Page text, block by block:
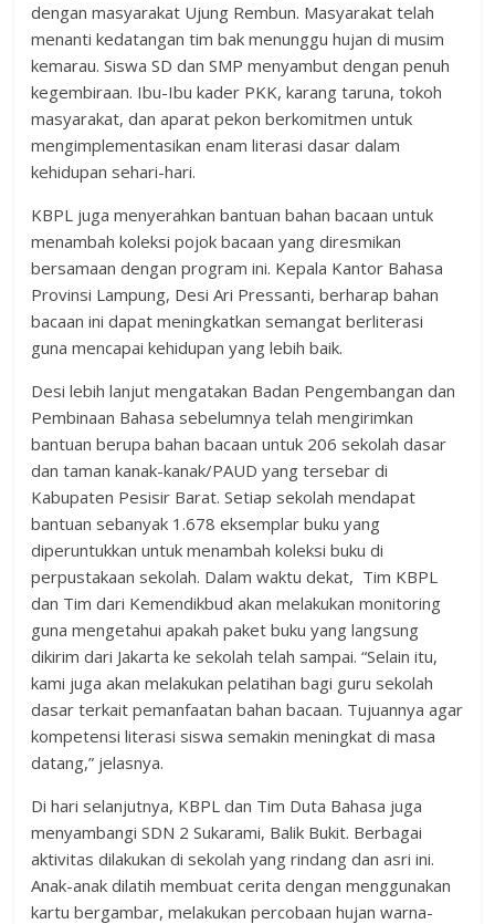
dengan masyarakat Ujung Rembun. Masyarakat telah
menanti kedatangan tim bak menunggu hujan di musim
kemarau. Siswa SD dan SMP menyambut dengan penuh
kegembiraan. Ibu-Ibu kader PKK, karang taruna, tokoh
masyarakat, dan aparat pekon berkomitmen untuk
mengimplementasikan enam literasi dasar dalam
kehidupan sehari-hari.
KBPL juga menyerahkan bantuan bahan bacaan untuk
menambah koleksi pojok bacaan yang diresmikan
bersamaan dengan program ini. Kepala Kantor Bahasa
Provinsi Lampung, Desi Ari Pressanti, berharap bahan
bacaan ini dapat meningkatkan semangat berliterasi
guna mencapai kehidupan yang lebih baik.
Desi lebih lanjut mengatakan Badan Pengembangan dan
Pembinaan Bahasa sebelumnya telah mengirimkan
bantuan berupa bahan bacaan untuk 206 sekolah dasar
dan taman kanak-kanak/PAUD yang tersebar di
Kabupaten Pesisir Barat. Setiap sekolah mendapat
bantuan sebanyak 1.678 eksemplar buku yang
diperuntukkan untuk menambah koleksi buku di
perpustakaan sekolah. Dalam waktu dekat, Tim KBPL
dan Tim dari Kemendikbud akan melakukan monitoring
guna mengetahui apakah paket buku yang langsung
dikirim dari Jakarta ke sekolah telah sampai. “Selain itu,
kami juga akan melakukan pelatihan bagi guru sekolah
dasar terkait pemanfaatan bahan bacaan. Tujuannya agar
kompetensi literasi siswa semakin meningkat di masa
datang,” jelasnya.
Di hari selanjutnya, KBPL dan Tim Duta Bahasa juga
menyambangi SDN 2 Sukarami, Balik Bukit. Berbagai
aktivitas dilakukan di sekolah yang rindang dan asri ini.
Anak-anak dilatih membuat cerita dengan menggunakan
kartu bergambar, melakukan percobaan hujan warna-